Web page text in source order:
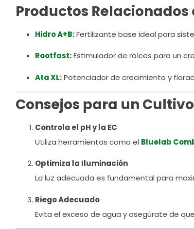
Productos Relacionados
Hidro A+B:Fertilizante base ideal para
Rootfast:Estimulador de raíces para un
Ata XL:Potenciador de crecimiento y
Consejos para un
Controla el pH y la EC
Utiliza herramientas como el Bluelab
Optimiza la Iluminación
La luz adecuada es fundamental para
Riego Adecuado
Evita el exceso de agua y asegúrate de